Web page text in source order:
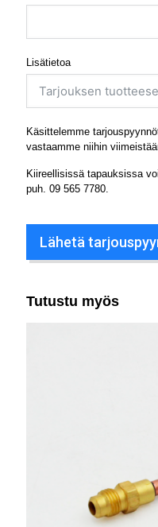
Lisätietoa
Käsittelemme
vastaamme niihin
Kiireellisissä tapauksissa
puh. 09 565 7780
Lähetä
Tutustu myös